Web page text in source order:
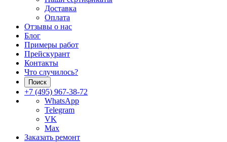
Доставка
Оплата
Отзывы о нас
Блог
Примеры работ
Прейскурант
Контакты
Что случилось?
Поиск
+7 (495) 967-38-72
WhatsApp
Telegram
VK
Max
Заказать ремонт